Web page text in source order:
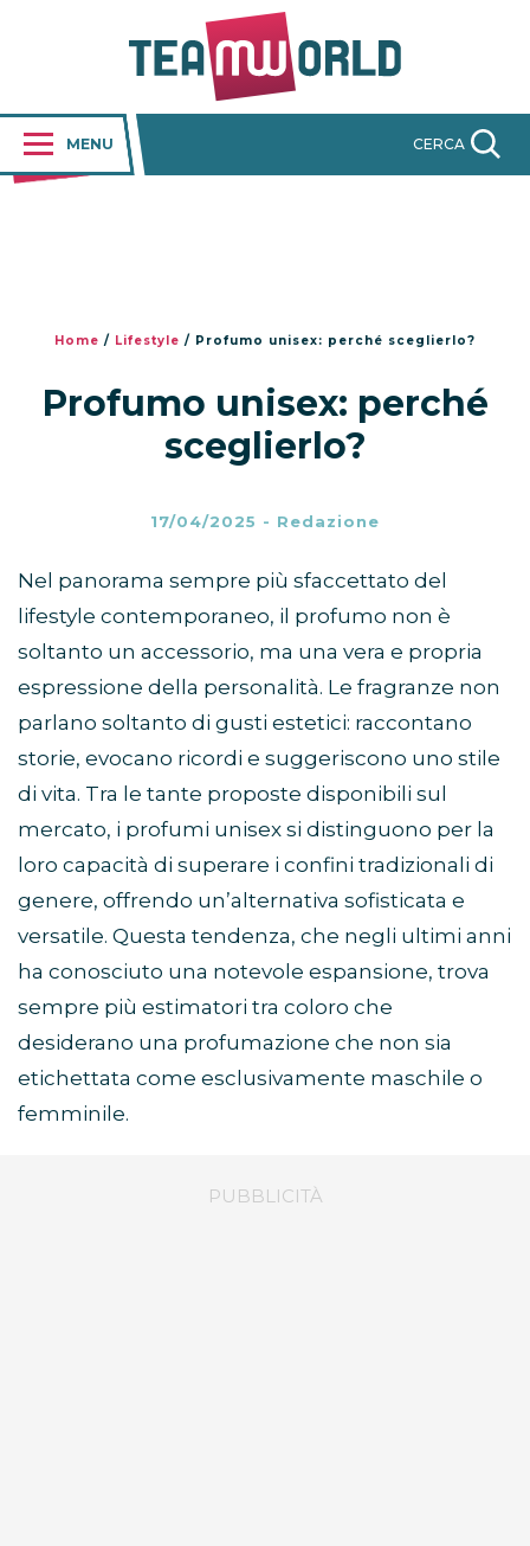
MENU CERCA
Home / Lifestyle / Profumo unisex: perché sceglierlo?
Profumo unisex: perché
sceglierlo?
17/04/2025 - Redazione
Nel panorama sempre più sfaccettato del
lifestyle contemporaneo, il profumo non è
soltanto un accessorio, ma una vera e propria
espressione della personalità. Le fragranze non
parlano soltanto di gusti estetici: raccontano
storie, evocano ricordi e suggeriscono uno stile
di vita. Tra le tante proposte disponibili sul
mercato, i profumi unisex si distinguono per la
loro capacità di superare i confini tradizionali di
genere, offrendo un’alternativa sofisticata e
versatile. Questa tendenza, che negli ultimi anni
ha conosciuto una notevole espansione, trova
sempre più estimatori tra coloro che
desiderano una profumazione che non sia
etichettata come esclusivamente maschile o
femminile.